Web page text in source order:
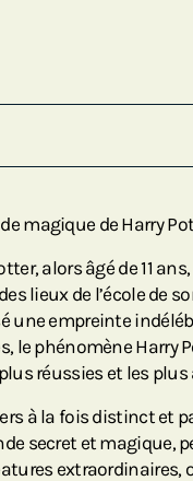
magique de Harry
alors âgé de 11
lieux de l’école de
une empreinte
le phénomène Harry
réussies et les plus
à la fois distinct et
secret et magique,
extraordinaires,